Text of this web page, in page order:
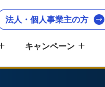
法人・個人事業主の方
キャンペーン